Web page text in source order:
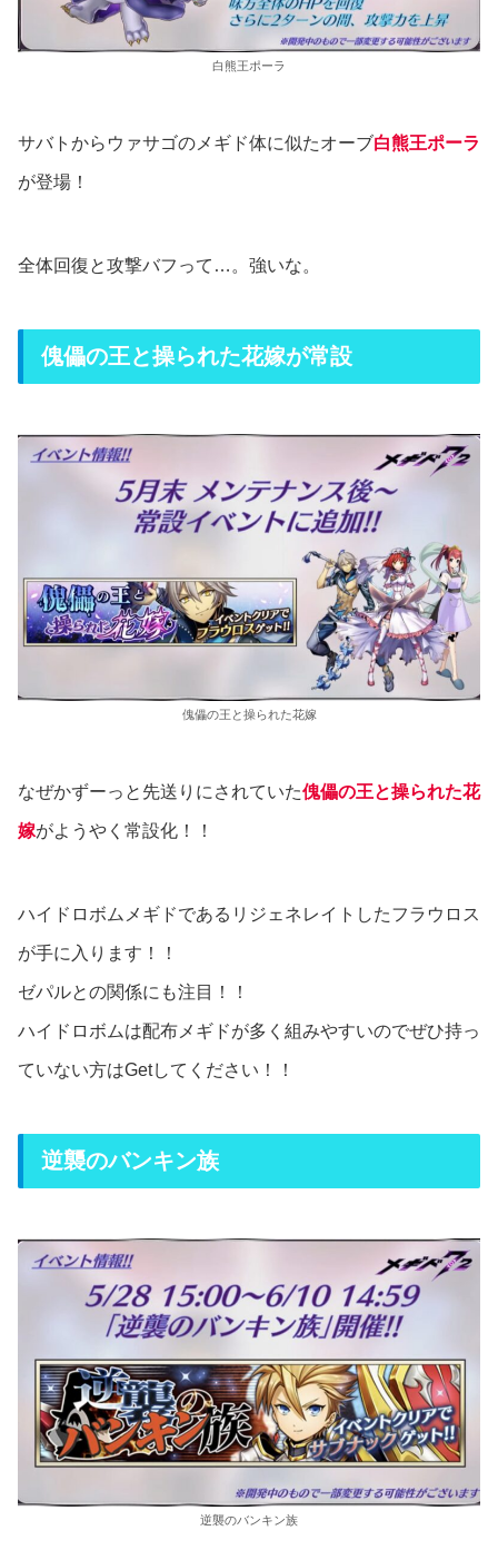
白熊王ポーラ
サバトからウァサゴのメギド体に似たオーブ白熊王ポーラ
が登場！
全体回復と攻撃バフって…。強いな。
傀儡の王と操られた花嫁が常設
傀儡の王と操られた花嫁
なぜかずーっと先送りにされていた傀儡の王と操られた花
嫁がようやく常設化！！
ハイドロボムメギドであるリジェネレイトしたフラウロス
が手に入ります！！
ゼパルとの関係にも注目！！
ハイドロボムは配布メギドが多く組みやすいのでぜひ持っ
ていない方はGetしてください！！
逆襲のバンキン族
逆襲のバンキン族